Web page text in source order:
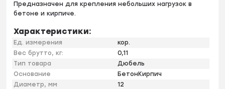
Предназначен для крепления небольших нагрузок в
бетоне и кирпиче.
Характеристики:
Ед. измерения
кор.
Вес брутто, кг:
0,11
Тип товара
Дюбель
Основание
БетонКирпич
Диаметр, мм
12